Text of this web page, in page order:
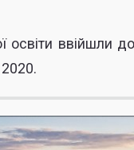
освіти ввійшли